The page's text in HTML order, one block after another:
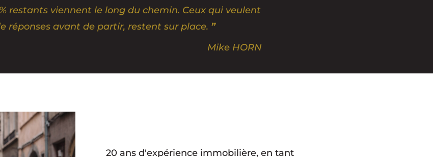
restants viennent le long du chemin. Ceux qui veulent
réponses avant de partir, restent sur place. ”
Mike HORN
20 ans d'expérience immobilière, en tant